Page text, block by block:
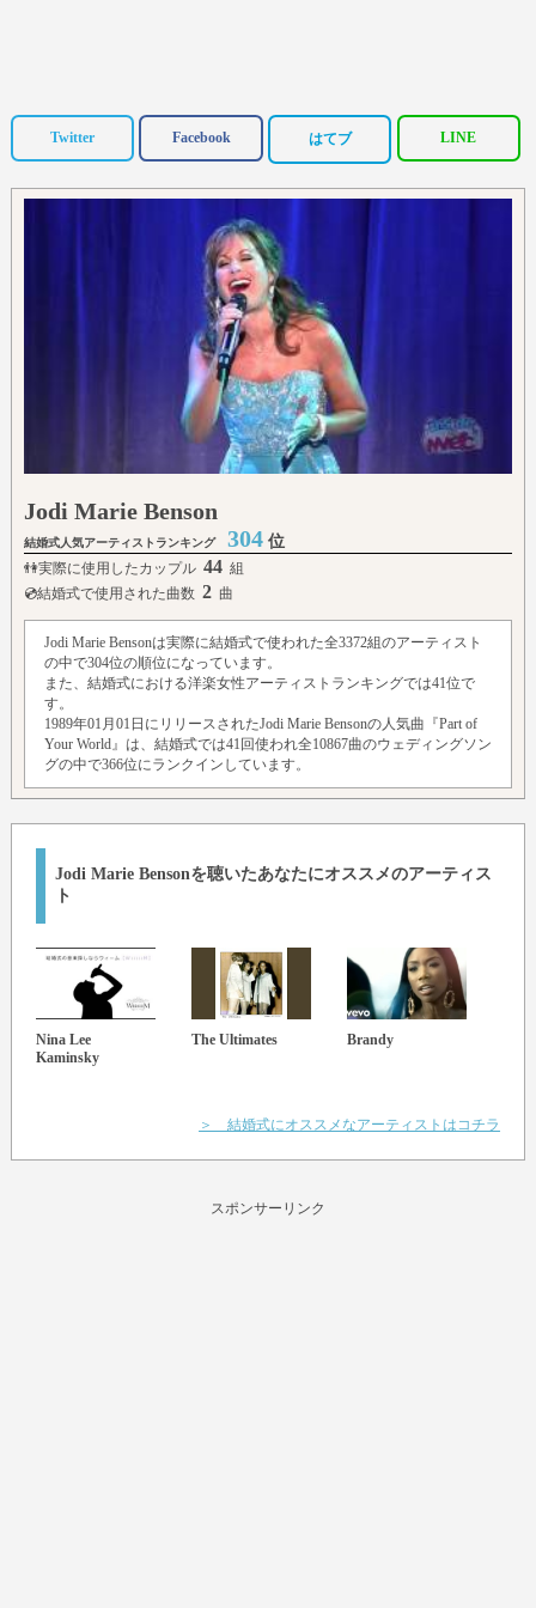
Twitter Facebook はてブ LINE
Jodi Marie Benson
結婚式人気アーティストランキング 304 位
👫実際に使用したカップル 44 組
💿結婚式で使用された曲数 2 曲
Jodi Marie Bensonは実際に結婚式で使われた全3372組のアーティスト
の中で304位の順位になっています。
また、結婚式における洋楽女性アーティストランキングでは41位で
す。
1989年01月01日にリリースされたJodi Marie Bensonの人気曲『Part of
Your World』は、結婚式では41回使われ全10867曲のウェディングソン
グの中で366位にランクインしています。
Jodi Marie Bensonを聴いたあなたにオススメのアーティス
ト
Nina Lee
Kaminsky
The Ultimates Brandy
＞ 結婚式にオススメなアーティストはコチラ
スポンサーリンク